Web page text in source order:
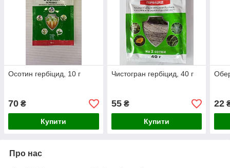
Осотин гербіцид, 10 г
70 ₴
Купити
Чистогран гербіцид, 40 г
55₴
Купити
22
Про нас